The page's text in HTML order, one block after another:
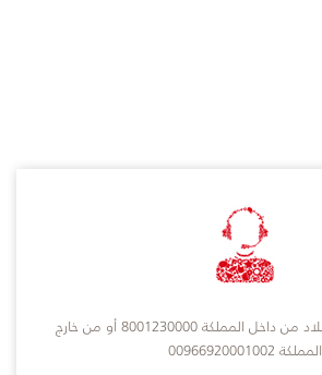
اتصل على هاتف البلاد من داخل المملكة 8001230000 أو من خارج
المملكة 00966920001002